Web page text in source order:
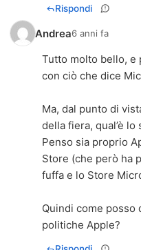
Rispondi
Andrea6 anni fa
Tutto molto bello, e
con ciò che dice
Ma, dal punto di
della fiera, qual’è
Penso sia proprio
Store (che però ha
fuffa e lo Store
Quindi come posso
politiche Apple?